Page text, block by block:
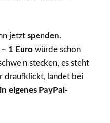
jetzt spenden.
1 Eurowürde schon
stecken, es steht
draufklickt, landet bei
eigenes PayPal-